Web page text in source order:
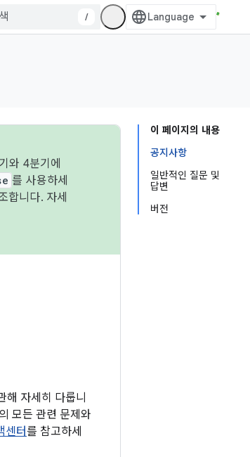
/
이 페이지의 내용
공지사항
일반적인 질문 및
답변
버전
와 4분기에
를 사용하세
합니다. 자세
해 자세히 다룹니
의 모든 관련 문제와
센터를 참고하세